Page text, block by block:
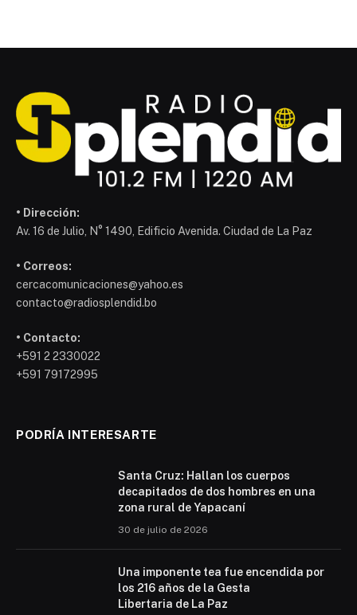
• Dirección:
Av. 16 de Julio, N° 1490, Edificio Avenida. Ciudad de La Paz
• Correos:
cercacomunicaciones@yahoo.es
contacto@radiosplendid.bo
• Contacto:
+591 2 2330022
+591 79172995
PODRÍA INTERESARTE
Santa Cruz: Hallan los cuerpos
decapitados de dos hombres en una
zona rural de Yapacaní
30 de julio de 2026
Una imponente tea fue encendida por
los 216 años de la Gesta
Libertaria de La Paz